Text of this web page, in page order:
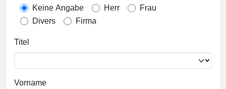
Keine Angabe Herr
Frau
Divers
Firma
Titel
Vorname